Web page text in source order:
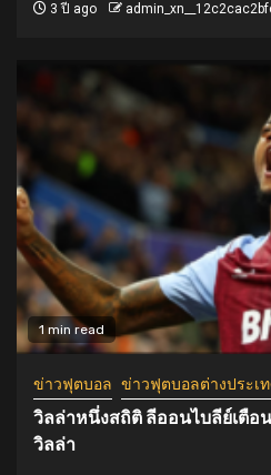
3 ปี ago
1 min read
ข่าวฟุตบอล ข่าวฟุตบอลต่างประเ
วิลล่าหนึ่งสถิติ ลีออนไบลีย์เตื
วิลล่า